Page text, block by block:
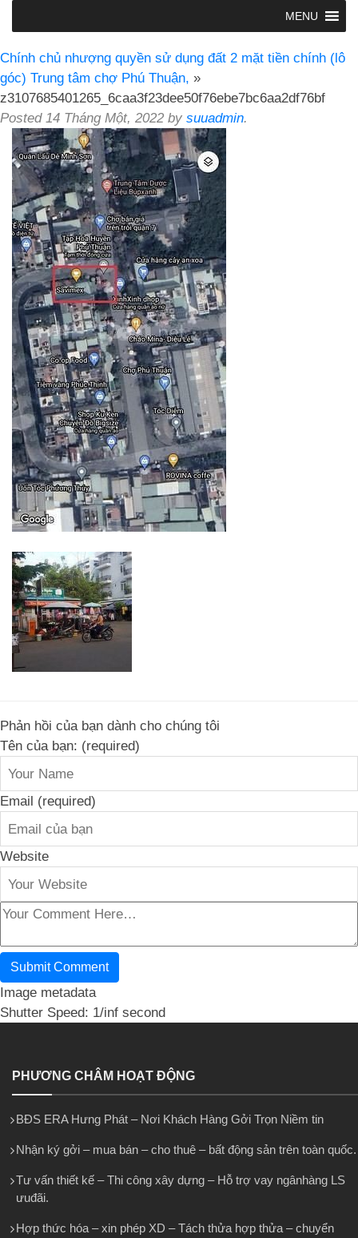
MENU
Chính chủ nhượng quyền sử dụng đất 2 mặt tiền chính (lô
góc) Trung tâm chợ Phú Thuận, »
z3107685401265_6caa3f23dee50f76ebe7bc6aa2df76bf
Posted 14 Tháng Một, 2022 by suuadmin.
Phản hồi của bạn dành cho chúng tôi
Tên của bạn: (required)
Email (required)
Website
Image metadata
Shutter Speed: 1/inf second
PHƯƠNG CHÂM HOẠT ĐỘNG
BĐS ERA Hưng Phát – Nơi Khách Hàng Gởi Trọn Niềm tin
Nhận ký gởi – mua bán – cho thuê – bất động sản trên toàn quốc.
Tư vấn thiết kế – Thi công xây dựng – Hỗ trợ vay ngânhàng LS
ưuđãi.
Hợp thức hóa – xin phép XD – Tách thửa hợp thửa – chuyển